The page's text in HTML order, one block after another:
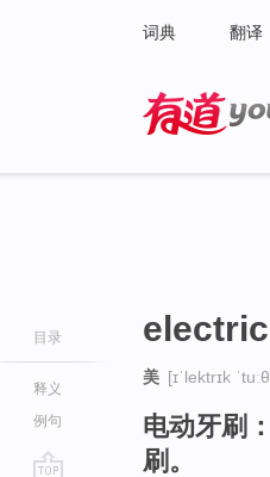
词典 翻译
目录
释义
例句
美 [ɪˈlektrɪk
电动牙刷
刷。